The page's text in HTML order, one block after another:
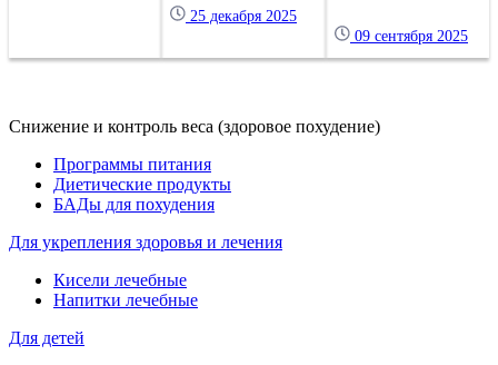
25 декабря 2025
09 сентября 2025
Снижение и контроль веса (здоровое похудение)
Программы питания
Диетические продукты
БАДы для похудения
Для укрепления здоровья и лечения
Кисели лечебные
Напитки лечебные
Для детей